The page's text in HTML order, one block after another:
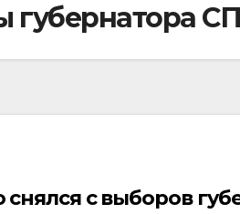
губернатора
с выборов